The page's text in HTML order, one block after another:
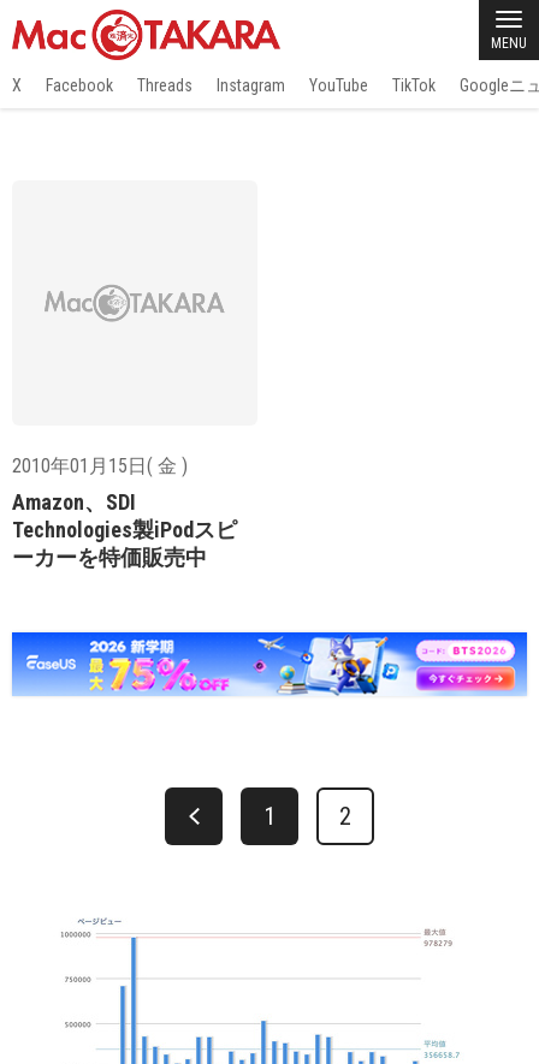
MENU
X Facebook Threads Instagram YouTube TikTok Googleニ
2010年01月15日( 金 )
Amazon、SDI
Technologies製iPodスピ
ーカーを特価販売中
1 2